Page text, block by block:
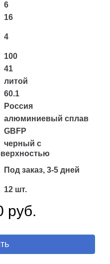
6
16
4
100
41
литой
60.1
Россия
алюминиевый сплав
GBFP
черный с
Под заказ, 3-5 дней
12 шт.
руб.